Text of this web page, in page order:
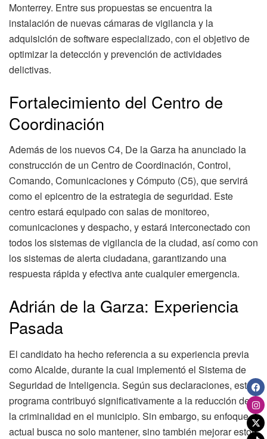
Monterrey. Entre sus propuestas se encuentra la
instalación de nuevas cámaras de vigilancia y la
adquisición de software especializado, con el objetivo de
optimizar la detección y prevención de actividades
delictivas.
Fortalecimiento del Centro de
Coordinación
Además de los nuevos C4, De la Garza ha anunciado la
construcción de un Centro de Coordinación, Control,
Comando, Comunicaciones y Cómputo (C5), que servirá
como el epicentro de la estrategia de seguridad. Este
centro estará equipado con salas de monitoreo,
comunicaciones y despacho, y estará interconectado con
todos los sistemas de vigilancia de la ciudad, así como con
los sistemas de alerta ciudadana, garantizando una
respuesta rápida y efectiva ante cualquier emergencia.
Adrián de la Garza: Experiencia
Pasada
El candidato ha hecho referencia a su experiencia previa
como Alcalde, durante la cual implementó el Sistema de
Seguridad de Inteligencia. Según sus declaraciones, este
programa contribuyó significativamente a la reducción de
la criminalidad en el municipio. Sin embargo, su enfoque
actual busca no solo mantener, sino también mejorar estos